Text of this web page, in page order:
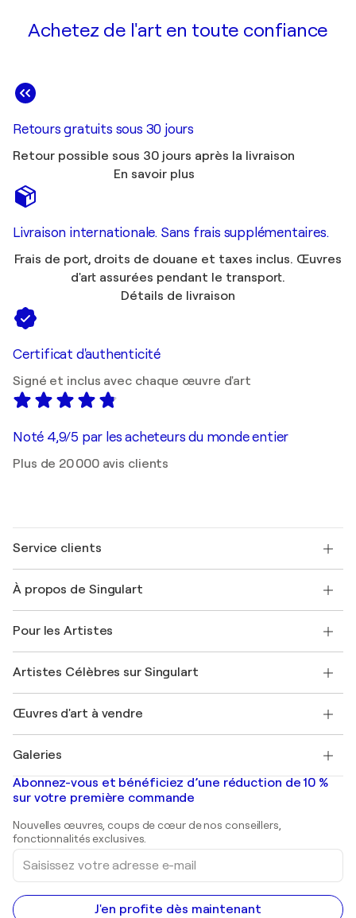
Achetez de l'art en toute confiance
Retours gratuits sous 30 jours
Retour possible sous 30 jours après la livraison
En savoir plus
Livraison internationale. Sans frais supplémentaires.
Frais de port, droits de douane et taxes inclus. Œuvres
d'art assurées pendant le transport.
Détails de livraison
Certificat d'authenticité
Signé et inclus avec chaque œuvre d'art
Noté 4,9/5 par les acheteurs du monde entier
Plus de 20 000 avis clients
Service clients
Expédition
Offrir une carte cadeau
Rejoignez notre programme commercial
Mon compte
+33 1 76 44 06 42
À propos de Singulart
FAQ
Magazine Singulart
Emplois
Découvrez une sélection d'art original
Pour les Artistes
Se connecter en tant qu'Artiste
Artistes Célèbres sur Singulart
Marc Chagall
Banksy
Mr. Brainwash
Shepard Fairey
Œuvres d'art à vendre
Tableaux abstraits à vendre
Peintures de paysage
Estampes
Peintures acryliques
Galeries
Galeries d'art en France
Galeries d'art en Belgique
Abonnez-vous et bénéficiez d’une réduction de 10 %
sur votre première commande
Nouvelles œuvres, coups de cœur de nos conseillers,
fonctionnalités exclusives.
Saisissez
votre
adresse
e-
mail
J'en profite dès maintenant